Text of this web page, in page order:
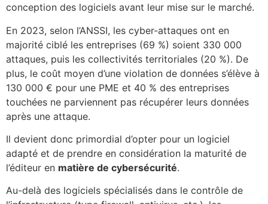
conception des logiciels avant leur mise sur le marché.
En 2023, selon l’ANSSI, les cyber-attaques ont en
majorité ciblé les entreprises (69 %) soient 330 000
attaques, puis les collectivités territoriales (20 %). De
plus, le coût moyen d’une violation de données s’élève à
130 000 € pour une PME et 40 % des entreprises
touchées ne parviennent pas récupérer leurs données
après une attaque.
Il devient donc primordial d’opter pour un logiciel
adapté et de prendre en considération la maturité de
l’éditeur en matière de cybersécurité.
Au-delà des logiciels spécialisés dans le contrôle de